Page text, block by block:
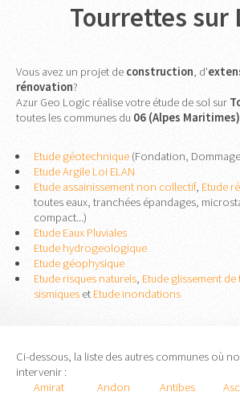
Tourrettes sur
Vous avez un projet de construction , d'
rénovation?
Azur Geo Logic réalise votre étude de sol sur
toutes les communes du 06 (Alpes Maritimes)
Etude géotechnique(Fondation,
Etude Argile Loi ELAN
Etude assainissement non collectif, Etude
toutes eaux, tranchées épandages,
compact...)
Etude Eaux Pluviales
Etude hydrogeologique
Etude géophysique
Etude risques naturels, Etude glissement de
sismiqueset Etude inondations
Ci-dessous, la liste des autres communes où
intervenir :
Amirat
Andon Antibes